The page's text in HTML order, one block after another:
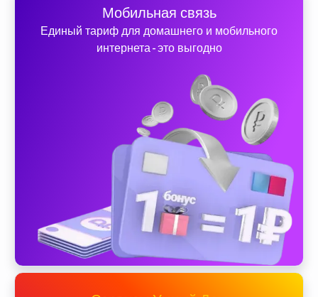
Мобильная связь
Единый тариф для домашнего и мобильного
интернета - это выгодно